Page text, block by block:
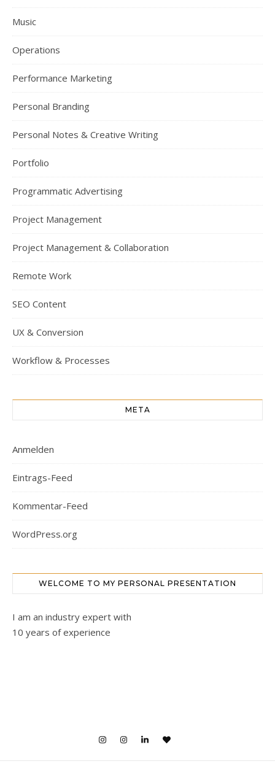
Music
Operations
Performance Marketing
Personal Branding
Personal Notes & Creative Writing
Portfolio
Programmatic Advertising
Project Management
Project Management & Collaboration
Remote Work
SEO Content
UX & Conversion
Workflow & Processes
META
Anmelden
Eintrags-Feed
Kommentar-Feed
WordPress.org
WELCOME TO MY PERSONAL PRESENTATION
I am an industry expert with
10 years of experience